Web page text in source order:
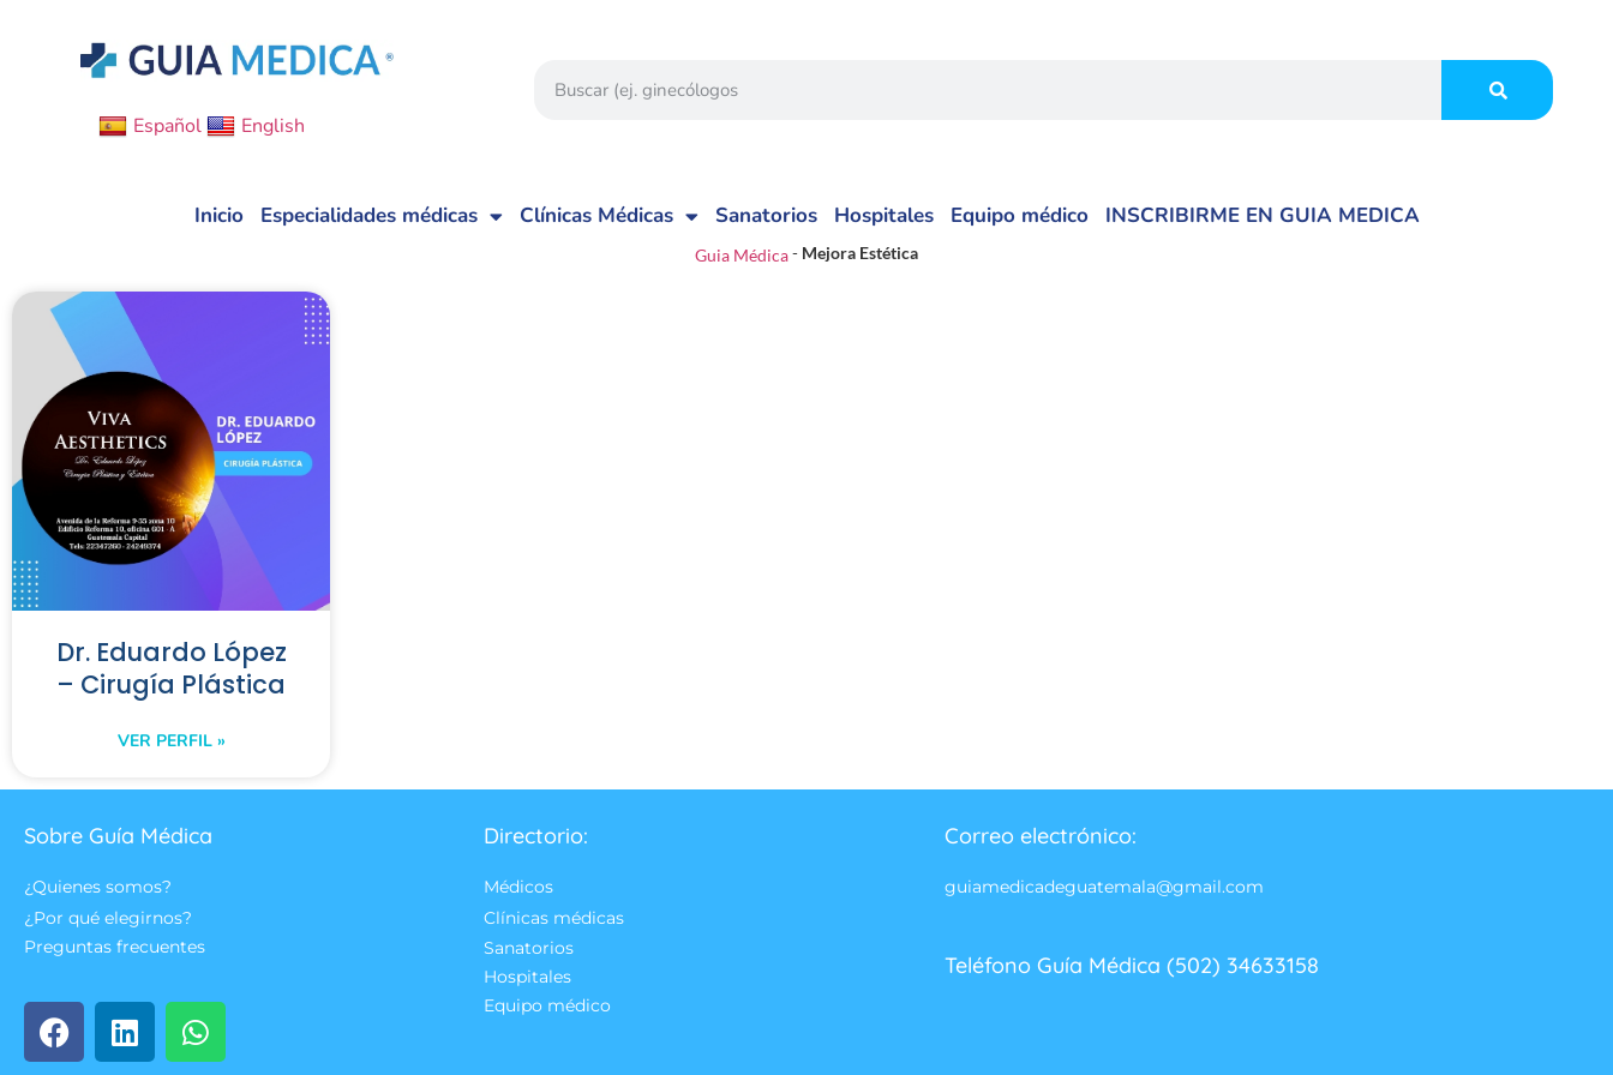
Español English
Inicio Especialidades médicas Clínicas Médicas Sanatorios Hospitales Equipo médico INSCRIBIRME EN GUIA MEDICA
Guia Médica- Mejora Estética
Dr. Eduardo López
– Cirugía Plástica
VER PERFIL »
Sobre Guía Médica
¿Quienes somos?
¿Por qué elegirnos?
Preguntas frecuentes
Directorio:
Médicos
Clínicas médicas
Sanatorios
Hospitales
Equipo médico
Correo electrónico:
guiamedicadeguatemala@gmail.com
Teléfono Guía Médica (502) 34633158